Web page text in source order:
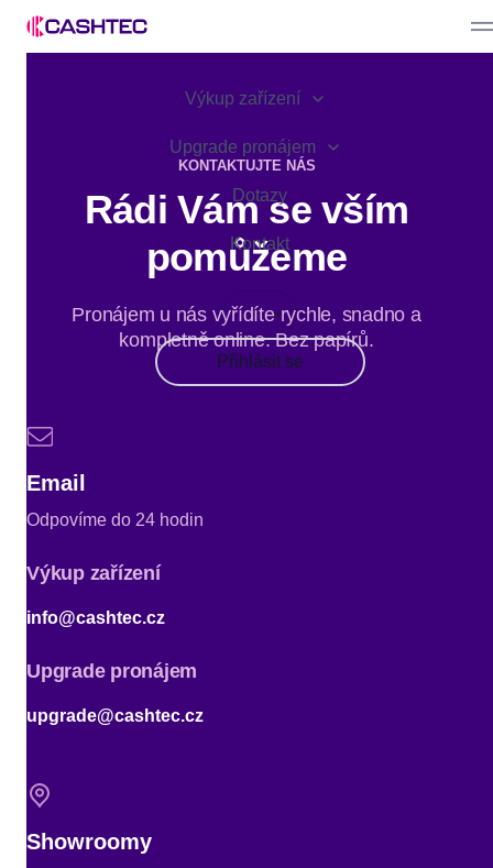
Výkup zařízení
Prodat zařízení
Bonusy
Partner Program
Jak to funguje
Upgrade pronájem
Nabídka zařízení
Výhody
Pro podnikatele
Jak to funguje
Dotazy
Kontakt
Přihlásit se
KONTAKTUJTE NÁS
Rádi Vám se vším
pomůžeme
Pronájem u nás vyřídíte rychle, snadno a
kompletně online. Bez papírů.
Email
Odpovíme do 24 hodin
Výkup zařízení
info@cashtec.cz
Upgrade pronájem
upgrade@cashtec.cz
Showroomy